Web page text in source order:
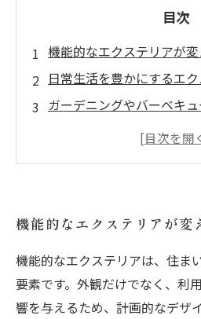
目次
機能的なエクステリアが
日常生活を豊かにするエ
ガーデニングやバーベキ
クステリアデザイン
リフォーム事例から学ぶ
アの秘訣
あなたのライフスタイル
テリアの魅力
機能的なエクステリアが変
機能的なエクステリアは、住ま
要素です。外観だけでなく、利
響を与えるため、計画的なデザ